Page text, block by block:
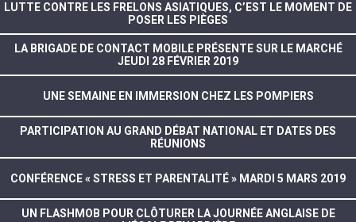
LUTTE CONTRE LES FRELONS ASIATIQUES, C’EST LE MOMENT DE
POSER LES PIÈGES
LA BRIGADE DE CONTACT MOBILE PRÉSENTE SUR LE MARCHÉ
JEUDI 28 FÉVRIER 2019
UNE SEMAINE EN IMMERSION CHEZ LES POMPIERS
PARTICIPATION AU GRAND DÉBAT NATIONAL ET DATES DES
RÉUNIONS
CONFÉRENCE « STRESS ET PARENTALITÉ » MARDI 5 MARS 2019
UN FLASHMOB POUR CLÔTURER LA JOURNÉE ANGLAISE DE